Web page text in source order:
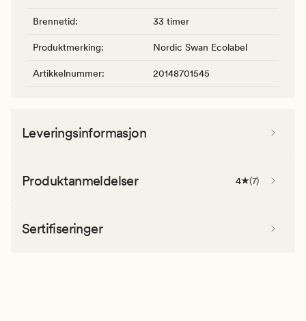
Brennetid: 33 timer
Produktmerking: Nordic Swan Ecolabel
Artikkelnummer: 20148701545
Leveringsinformasjon
Produktanmeldelser 4 (7)
Sertifiseringer